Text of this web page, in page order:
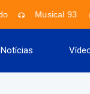
Musical 93
Notícias